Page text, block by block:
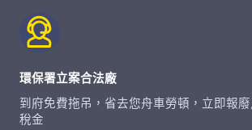
環保署立案合法廠
到府免費拖吊，省去您舟車勞頓，立即報
稅金